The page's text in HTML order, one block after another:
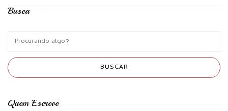
Busca
Quem Escreve